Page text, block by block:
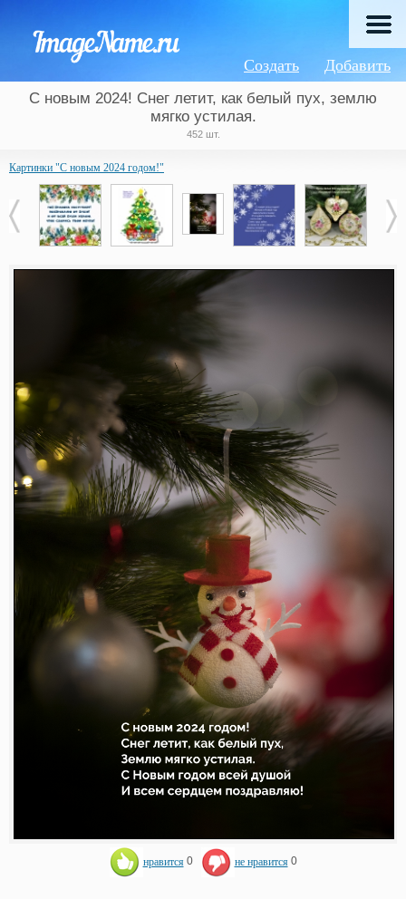
Добавить
Создать
С новым 2024! Снег летит, как белый пух, землю
мягко устилая.
452 шт.
Картинки "С новым 2024 годом!"
нравится 0 не нравится 0